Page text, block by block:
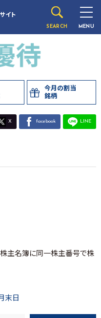
イト
SEARCH MENU
今月の割当
銘柄
X facebook LINE
主名簿に同一株主番号で株
末日